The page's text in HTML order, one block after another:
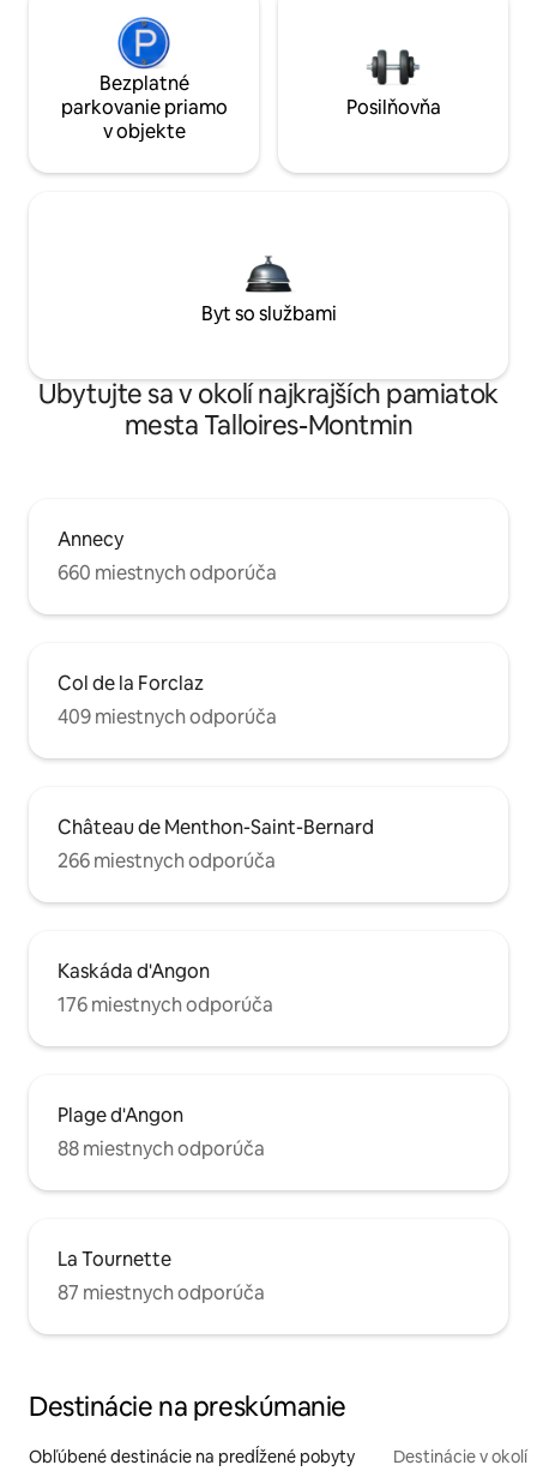
Bezplatné
parkovanie priamo
v objekte
Posilňovňa
Byt so službami
Ubytujte sa v okolí najkrajších pamiatok
mesta Talloires-Montmin
Annecy
660 miestnych odporúča
Col de la Forclaz
409 miestnych odporúča
Château de Menthon-Saint-Bernard
266 miestnych odporúča
Kaskáda d'Angon
176 miestnych odporúča
Plage d'Angon
88 miestnych odporúča
La Tournette
87 miestnych odporúča
Destinácie na preskúmanie
Obľúbené destinácie na predĺžené pobyty Destinácie v okolí